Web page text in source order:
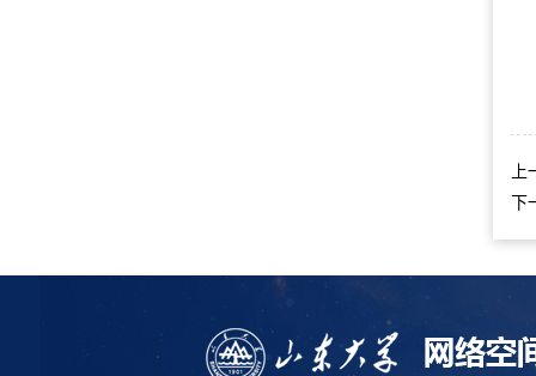
上
下